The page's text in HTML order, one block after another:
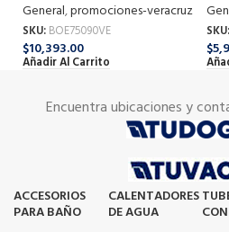
General,promociones-veracruz
SKU: BOE75090VE
$10,393.00
Añadir Al Carrito
SKU:
$
Encuentra ubicaciones y
ACCESORIOS
PARA BAÑO
CALENTADORES
DE AGUA